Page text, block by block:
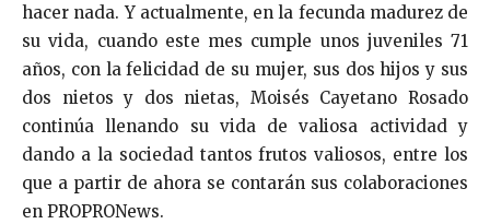
hacer nada. Y actualmente, en la fecunda madurez de
su vida, cuando este mes cumple unos juveniles 71
años, con la felicidad de su mujer, sus dos hijos y sus
dos nietos y dos nietas, Moisés Cayetano Rosado
continúa llenando su vida de valiosa actividad y
dando a la sociedad tantos frutos valiosos, entre los
que a partir de ahora se contarán sus colaboraciones
en PROPRONews.